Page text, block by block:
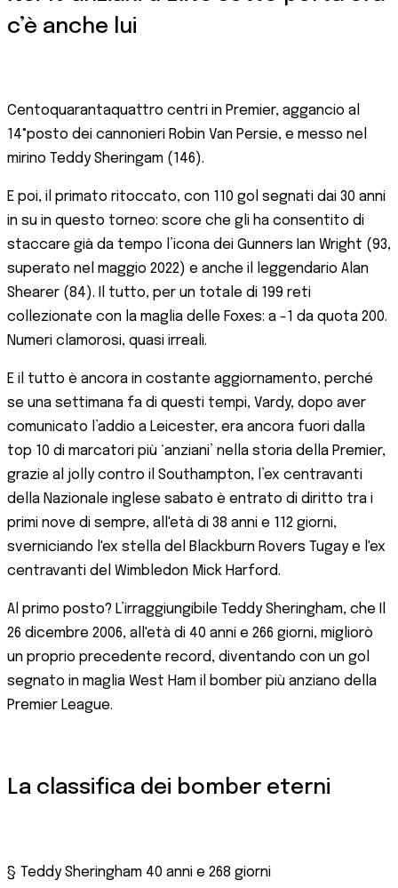
c’è anche lui
Centoquarantaquattro centri in Premier, aggancio al
14°posto dei cannonieri Robin Van Persie, e messo nel
mirino Teddy Sheringam (146).
E poi, il primato ritoccato, con 110 gol segnati dai 30 anni
in su in questo torneo: score che gli ha consentito di
staccare già da tempo l’icona dei Gunners Ian Wright (93,
superato nel maggio 2022) e anche il leggendario Alan
Shearer (84). Il tutto, per un totale di 199 reti
collezionate con la maglia delle Foxes: a -1 da quota 200.
Numeri clamorosi, quasi irreali.
E il tutto è ancora in costante aggiornamento, perché
se una settimana fa di questi tempi, Vardy, dopo aver
comunicato l’addio a Leicester, era ancora fuori dalla
top 10 di marcatori più ‘anziani’ nella storia della Premier,
grazie al jolly contro il Southampton, l’ex centravanti
della Nazionale inglese sabato è entrato di diritto tra i
primi nove di sempre, all'età di 38 anni e 112 giorni,
sverniciando l'ex stella del Blackburn Rovers Tugay e l'ex
centravanti del Wimbledon Mick Harford.
Al primo posto? L’irraggiungibile Teddy Sheringham, che Il
26 dicembre 2006, all'età di 40 anni e 266 giorni, migliorò
un proprio precedente record, diventando con un gol
segnato in maglia West Ham il bomber più anziano della
Premier League.
La classifica dei bomber eterni
§ Teddy Sheringham 40 anni e 268 giorni